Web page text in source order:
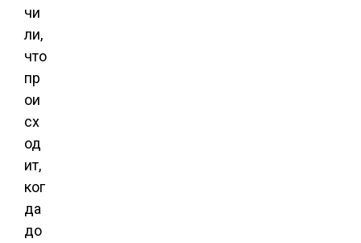
чи
ли,
что
пр
ои
сх
од
ит,
ког
да
до